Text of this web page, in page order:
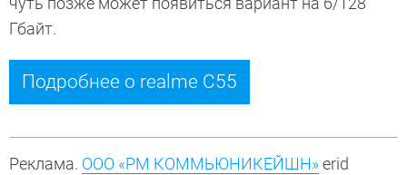
Гбайт.
Подробнее о realme C55
Реклама. ООО «РМ КОММЬЮНИКЕЙШН»erid